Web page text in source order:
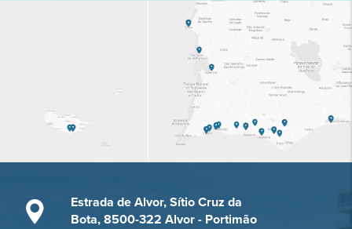
Estrada de Alvor, Sítio Cruz da
Bota, 8500-322 Alvor - Portimão